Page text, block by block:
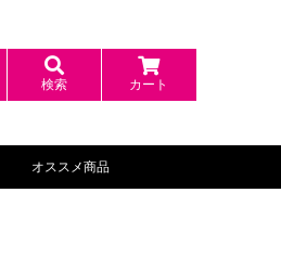
検索 カート
オススメ商品